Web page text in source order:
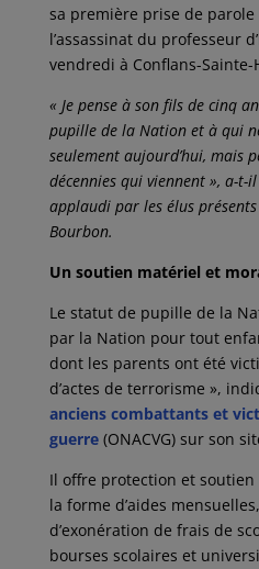
sa première prise de parole
l’assassinat du professeur
vendredi à Conflans-Sainte-
« Je pense à son fils de cinq
pupille de la Nation et à qui
seulement aujourd’hui, mais
décennies qui viennent », a-t-
applaudi par les élus
Bourbon.
Un soutien matériel et
Le statut de pupille de la
par la Nation pour tout
dont les parents ont été
d’actes de terrorisme »,
anciens combattants et
guerre(ONACVG) sur son
Il offre protection et
la forme d’aides
d’exonération de frais de
bourses scolaires et